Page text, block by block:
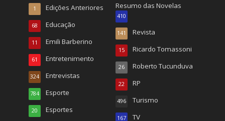
Edições Anteriores
1
Educação
68
Emili Barberino
11
Entretenimento
61
Entrevistas
324
Esporte
784
Esportes
20
Resumo das Novelas
410
Revista
141
Ricardo Tomassoni
15
Roberto Tucunduva
26
RP
22
Turismo
496
TV
167